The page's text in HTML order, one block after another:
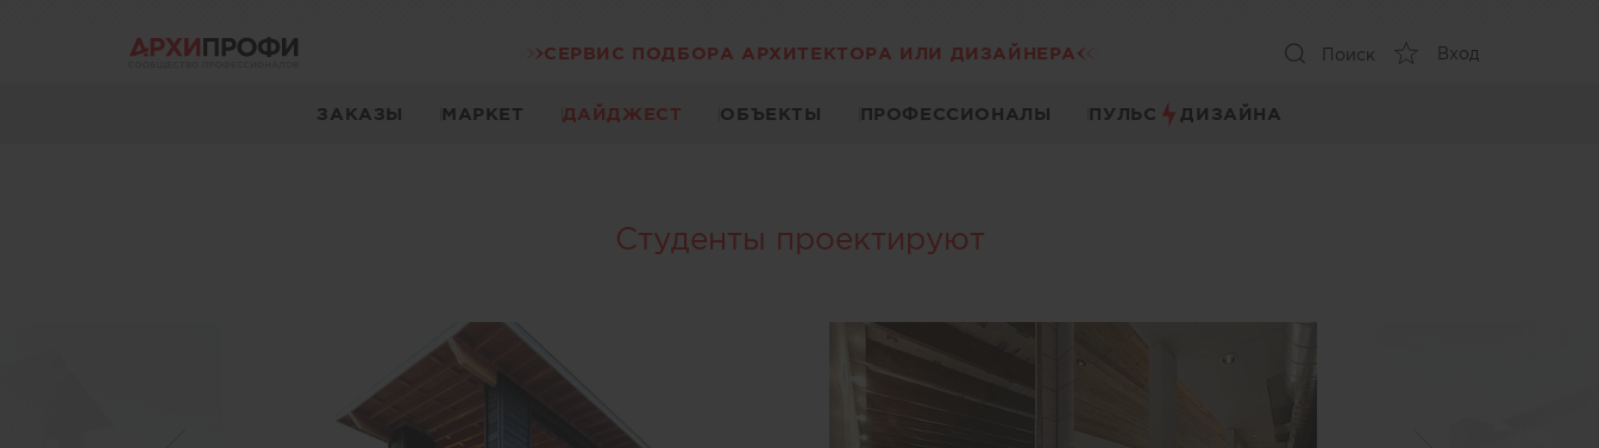
СЕРВИС ПОДБОРА АРХИТЕКТОРА ИЛИ ДИЗАЙНЕРА Поиск Вход
ЗАКАЗЫ МАРКЕТ ДАЙДЖЕСТ ОБЪЕКТЫ ПРОФЕССИОНАЛЫ ПУЛЬС ДИЗАЙНА
Студенты проектируют